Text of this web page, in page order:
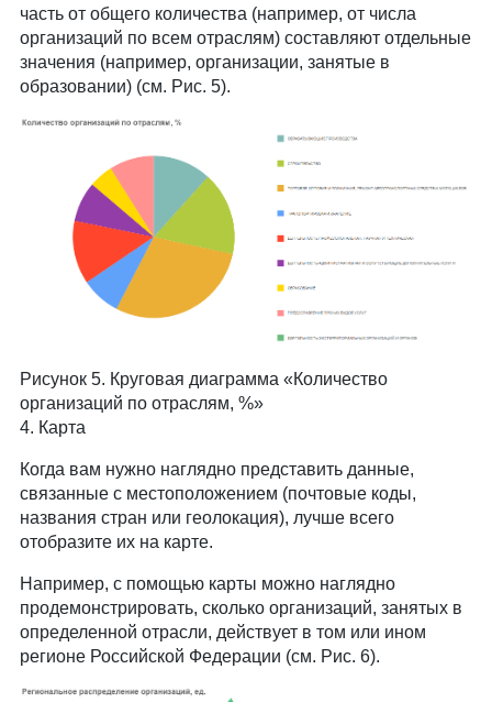
часть от общего количества (например, от числа
организаций по всем отраслям) составляют отдельные
значения (например, организации, занятые в
образовании) (см. Рис. 5).
Рисунок 5. Круговая диаграмма «Количество
организаций по отраслям, %»
4. Карта
Когда вам нужно наглядно представить данные,
связанные с местоположением (почтовые коды,
названия стран или геолокация), лучше всего
отобразите их на карте.
Например, с помощью карты можно наглядно
продемонстрировать, сколько организаций, занятых в
определенной отрасли, действует в том или ином
регионе Российской Федерации (см. Рис. 6).